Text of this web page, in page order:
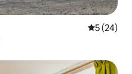
5 de uma
5 (24)